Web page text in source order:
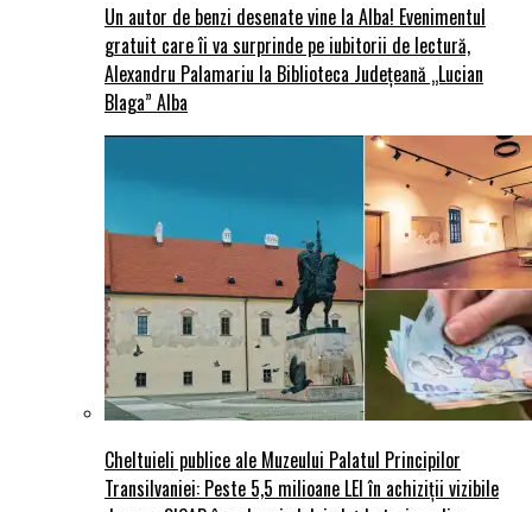
Un autor de benzi desenate vine la Alba! Evenimentul
gratuit care îi va surprinde pe iubitorii de lectură,
Alexandru Palamariu la Biblioteca Județeană „Lucian
Blaga” Alba
Cheltuieli publice ale Muzeului Palatul Principilor
Transilvaniei: Peste 5,5 milioane LEI în achiziții vizibile